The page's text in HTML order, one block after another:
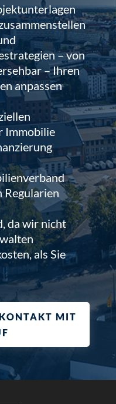
– von
– Ihren
anpassen
Immobilie
Regularien
da wir nicht
als Sie
MIT